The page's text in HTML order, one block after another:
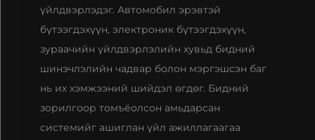
үйлдвэрлэдэг. Автомобил эрэвтэй
бүтээгдэхүүн, электроник бүтээгдэхүүн,
зураачийн үйлдвэрлэлийн хувьд бидний
шинэчлэлийн чадвар болон мэргэшсэн баг
нь их хэмжээний шийдэл өгдөг. Бидний
зорилгоор томъёолсон амьдарсан
системийг ашиглан үйл ажиллагаагаа